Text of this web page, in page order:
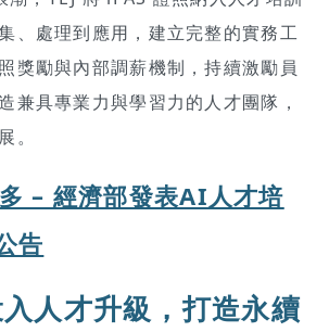
、處理到應用，建立完整的實務工
獎勵與內部調薪機制，持續激勵員
兼具專業力與學習力的人才團隊，
。
– 經濟部發表AI人才培
告
人才升級，打造永續